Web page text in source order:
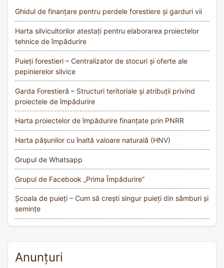
Ghidul de finanțare pentru perdele forestiere și garduri vii
Harta silvicultorilor atestați pentru elaborarea proiectelor
tehnice de împădurire
Puieți forestieri – Centralizator de stocuri și oferte ale
pepinierelor silvice
Garda Forestieră – Structuri teritoriale și atribuții privind
proiectele de împădurire
Harta proiectelor de împădurire finanțate prin PNRR
Harta pășunilor cu înaltă valoare naturală (HNV)
Grupul de Whatsapp
Grupul de Facebook „Prima Împădurire”
Școala de puieți – Cum să crești singur puieți din sâmburi și
semințe
Anunțuri